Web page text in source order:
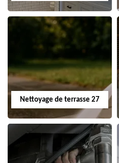
Nettoyage de terrasse 27